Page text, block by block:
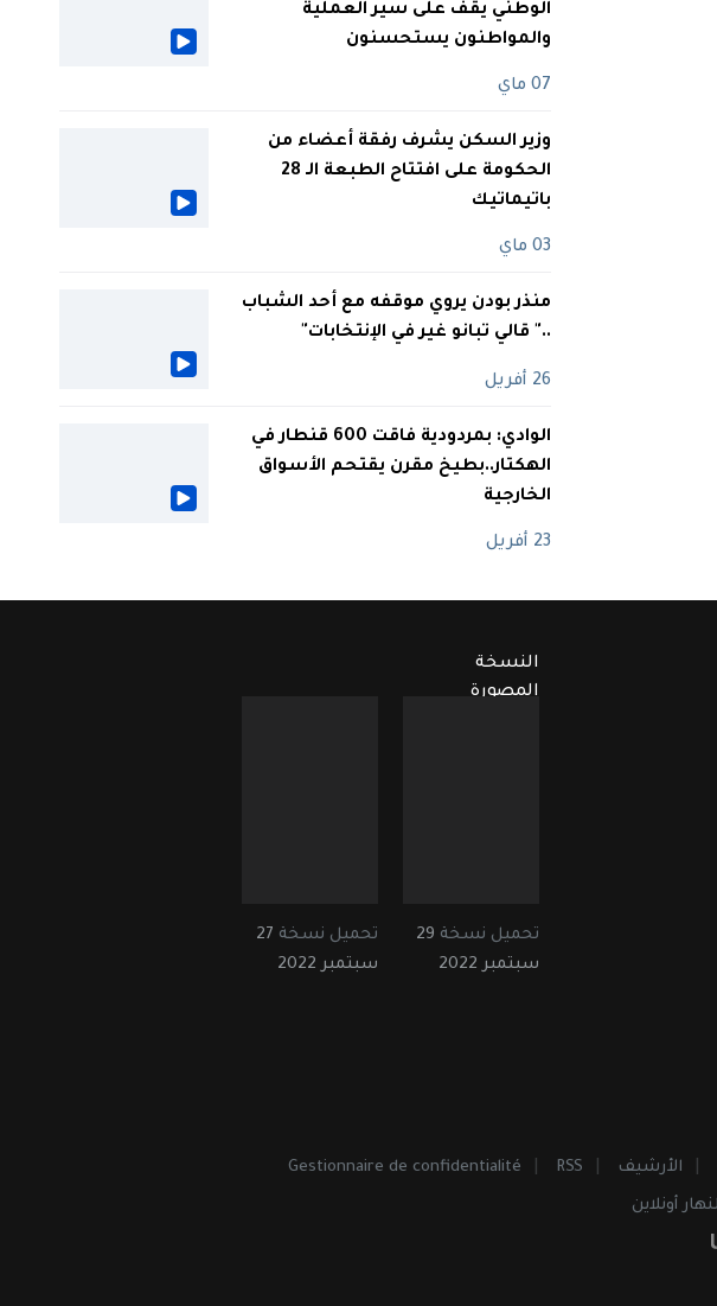
الوطني يقف على سير العملية
والمواطنون يستحسنون
07 ماي
وزير السكن يشرف رفقة أعضاء من
الحكومة على افتتاح الطبعة الـ 28
باتيماتيك
03 ماي
منذر بودن يروي موقفه مع أحد الشباب
.." قالي تبانو غير في الإنتخابات"
26 أفريل
الوادي: بمردودية فاقت 600 قنطار في
الهكتار..بطيخ مقرن يقتحم الأسواق
الخارجية
23 أفريل
النسخة
المصورة
تحميل نسخة 29
سبتمبر 2022
تحميل نسخة 27
سبتمبر 2022
الأرشيف RSS
Gestionnaire de confidentialité